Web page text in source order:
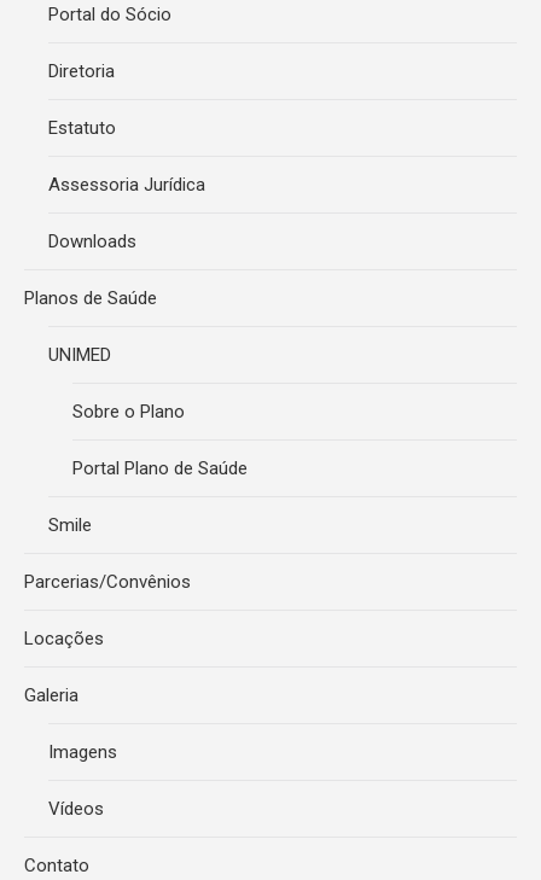
Portal do Sócio
Diretoria
Estatuto
Assessoria Jurídica
Downloads
Planos de Saúde
UNIMED
Sobre o Plano
Portal Plano de Saúde
Smile
Parcerias/Convênios
Locações
Galeria
Imagens
Vídeos
Contato